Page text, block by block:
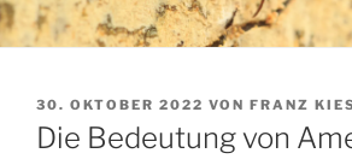
VERÖFFENTLICHT
AM
30. OKTOBER 2022 VON FRANZ
Die Bedeutung von